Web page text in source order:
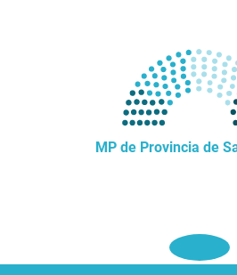
MP de Provincia de